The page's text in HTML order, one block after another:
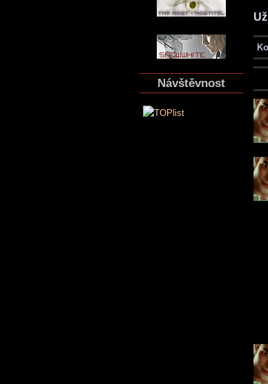
Návštěvnost